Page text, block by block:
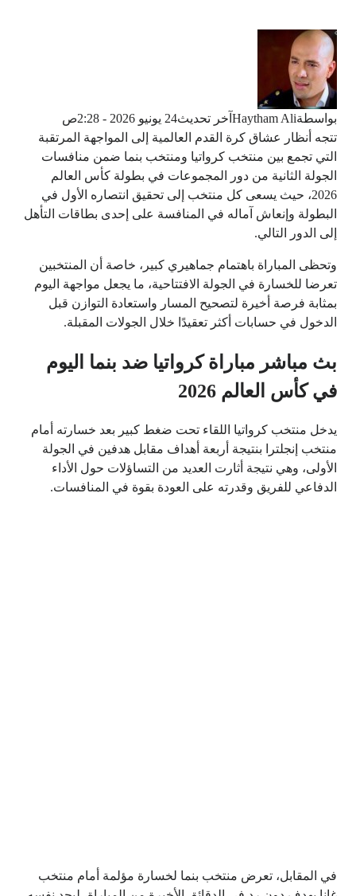
بواسطةHaytham Ali آخر تحديث24 يونيو 2026 - 2:28ص
تتجه أنظار عشاق كرة القدم العالمية إلى المواجهة المرتقبة
التي تجمع بين منتخب كرواتيا ومنتخب بنما ضمن منافسات
الجولة الثانية من دور المجموعات في بطولة كأس العالم
2026، حيث يسعى كل منتخب إلى تحقيق انتصاره الأول في
البطولة وإنعاش آماله في المنافسة على إحدى بطاقات التأهل
إلى الدور التالي.
وتحظى المباراة باهتمام جماهيري كبير، خاصة أن المنتخبين
تعرضا للخسارة في الجولة الافتتاحية، ما يجعل مواجهة اليوم
بمثابة فرصة أخيرة لتصحيح المسار واستعادة التوازن قبل
الدخول في حسابات أكثر تعقيدًا خلال الجولات المقبلة.
بث مباشر مباراة كرواتيا ضد بنما اليوم
في كأس العالم 2026
يدخل منتخب كرواتيا اللقاء تحت ضغط كبير بعد خسارته أمام
منتخب إنجلترا بنتيجة أربعة أهداف مقابل هدفين في الجولة
الأولى، وهي نتيجة أثارت العديد من التساؤلات حول الأداء
الدفاعي للفريق وقدرته على العودة بقوة في المنافسات.
في المقابل، تعرض منتخب بنما لخسارة مؤلمة أمام منتخب